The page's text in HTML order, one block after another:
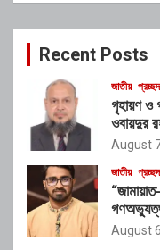
c
Recent Posts
জাতীয় প্রচ্ছদ
গৃহায়ণ ও
ওবায়দুর
August
জাতীয় প্রচ্ছদ
নেই”:
August